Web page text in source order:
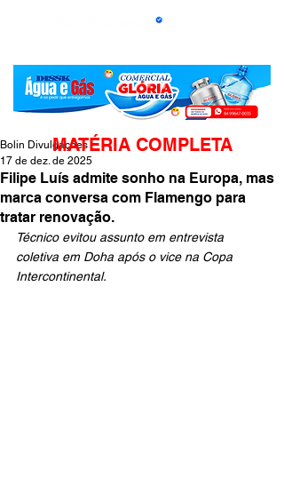
Filipe Luís admite sonho na Europa, mas
marca conversa com Flamengo para
tratar renovação.
Bolin Divulgações
17 de dez. de 2025
Técnico evitou assunto em entrevista
coletiva em Doha após o vice na Copa
Intercontinental.
MATÉRIA COMPLETA